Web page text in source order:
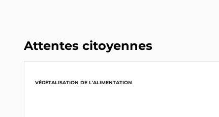
Attentes citoyennes
VÉGÉTALISATION DE L’ALIMENTATION